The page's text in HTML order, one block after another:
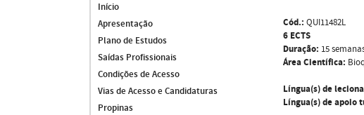
Início
Apresentação
Plano de Estudos
Saídas Profissionais
Condições de Acesso
Vias de Acesso e Candidaturas
Propinas
Cód.: QUI11482L
6 ECTS
Duração: 15
Área Científica:
Língua(s) de
Língua(s) de apoio